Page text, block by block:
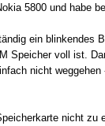
5800 und habe
ein blinkendes
Speicher voll ist.
nicht
nicht zu